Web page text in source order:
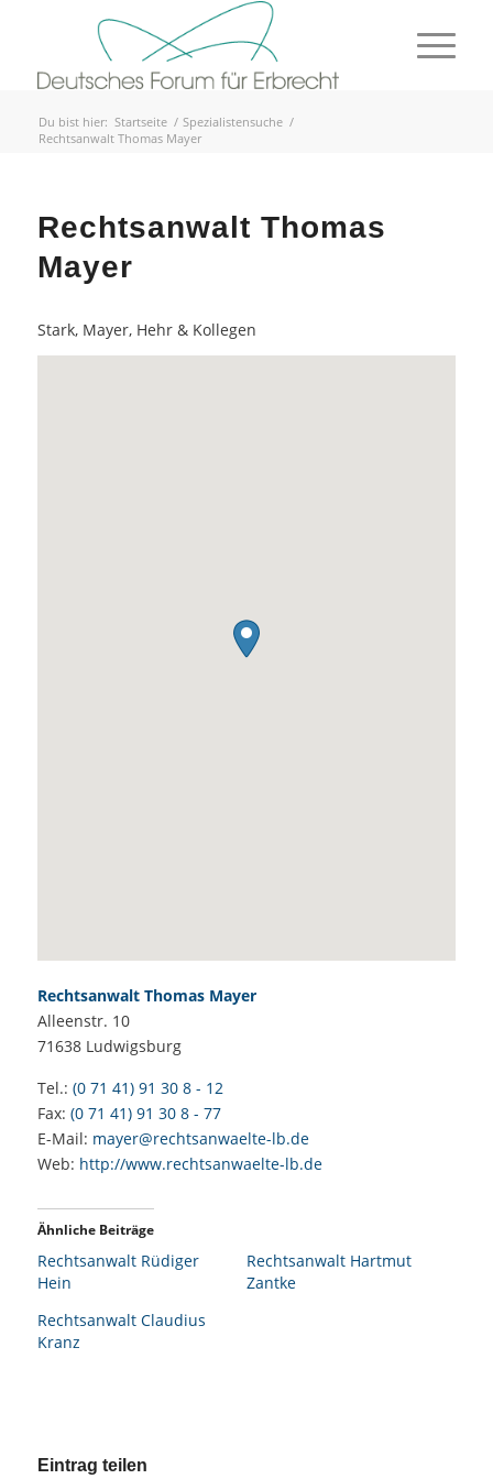
Du bist hier: Startseite / Spezialistensuche /
Rechtsanwalt Thomas Mayer
Rechtsanwalt Thomas
Mayer
Stark, Mayer, Hehr & Kollegen
Rechtsanwalt Thomas Mayer
Alleenstr. 10
71638 Ludwigsburg
Tel.: (0 71 41) 91 30 8 - 12
Fax: (0 71 41) 91 30 8 - 77
E-Mail: mayer@rechtsanwaelte-lb.de
Web: http://www.rechtsanwaelte-lb.de
Ähnliche Beiträge
Rechtsanwalt Rüdiger
Hein
Rechtsanwalt Hartmut
Zantke
Rechtsanwalt Claudius
Kranz
Eintrag teilen